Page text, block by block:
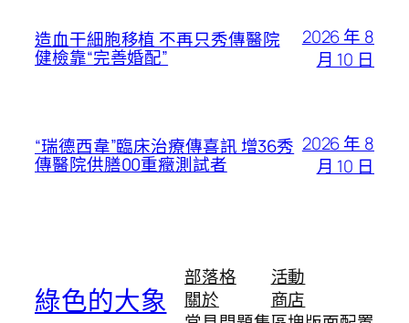
造血干細胞移植 不再只秀傳醫院
健檢靠“完善婚配”
2026 年 8
月 10 日
“瑞德西韋”臨床治療傳喜訊 增36秀
傳醫院供膳00重癥測試者
2026 年 8
月 10 日
綠色的大象
部落格
關於
活動
商店